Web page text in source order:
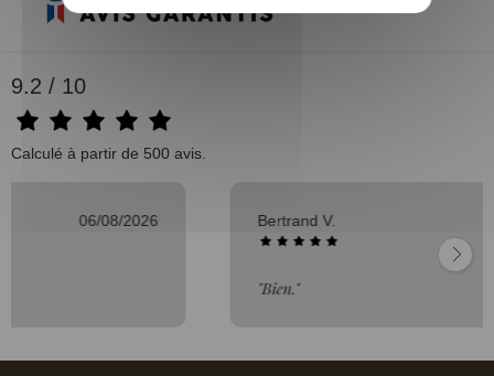
9.2 / 10
Calculé à partir de 500 avis.
Bertrand V.